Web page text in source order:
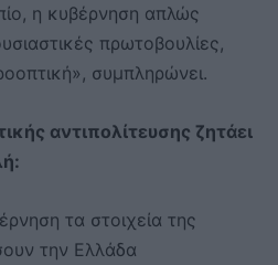
η κυβέρνηση απλώς
πρωτοβουλίες,
συμπληρώνει.
αντιπολίτευσης ζητάει
τα στοιχεία της
την Ελλάδα